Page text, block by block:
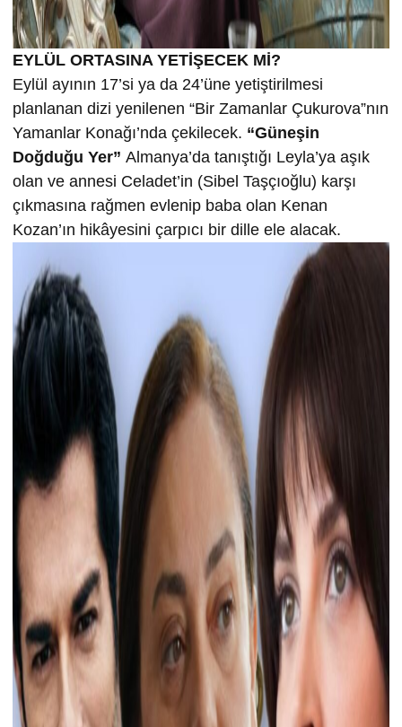
EYLÜL ORTASINA YETİŞECEK Mİ?
Eylül ayının 17’si ya da 24’üne yetiştirilmesi
planlanan dizi yenilenen “Bir Zamanlar Çukurova”nın
Yamanlar Konağı’nda çekilecek. “Güneşin
Doğduğu Yer” Almanya’da tanıştığı Leyla’ya aşık
olan ve annesi Celadet’in (Sibel Taşçıoğlu) karşı
çıkmasına rağmen evlenip baba olan Kenan
Kozan’ın hikâyesini çarpıcı bir dille ele alacak.